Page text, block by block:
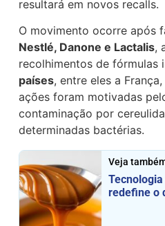
resultará em novos recalls.
O movimento ocorre após
Nestlé, Danone e Lactalis,
recolhimentos de fórmulas
países, entre eles a
ações foram motivadas
contaminação por
determinadas bactérias.
Veja
redefine o